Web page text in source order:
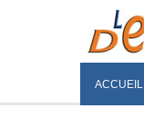
ACCUEIL